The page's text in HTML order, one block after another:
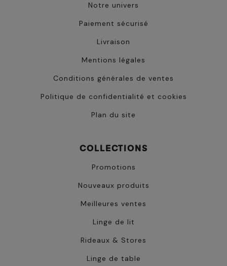
Notre univers
Paiement sécurisé
Livraison
Mentions légales
Conditions générales de ventes
Politique de confidentialité et cookies
Plan du site
COLLECTIONS
Promotions
Nouveaux produits
Meilleures ventes
Linge de lit
Rideaux & Stores
Linge de table